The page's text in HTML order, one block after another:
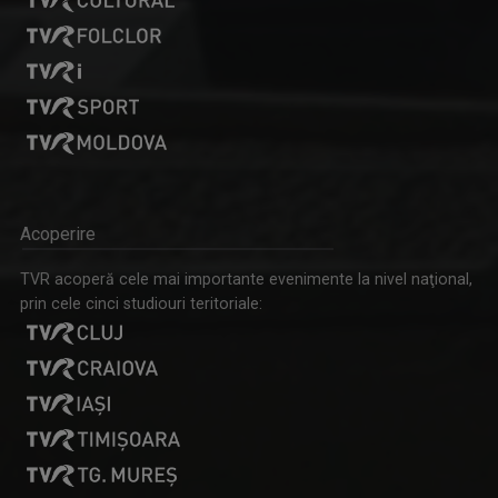
Acoperire
TVR acoperă cele mai importante evenimente la nivel naţional,
prin cele cinci studiouri teritoriale: